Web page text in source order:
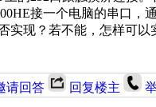
接一个电脑的串口，
实现？若不能，怎样可以
请回答 回复楼主